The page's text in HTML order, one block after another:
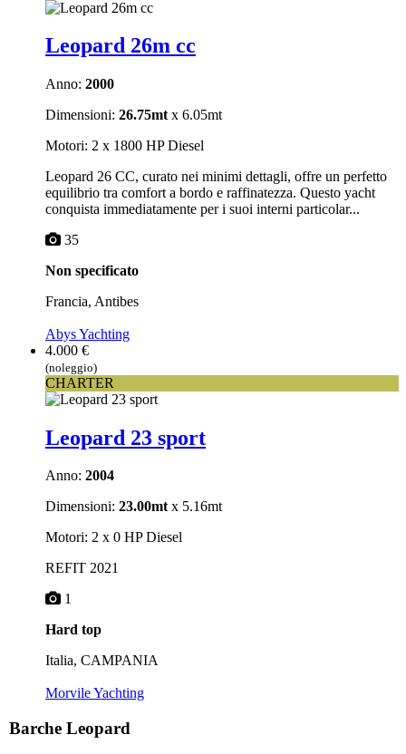
Leopard 26m cc
Anno: 2000
Dimensioni: 26.75mt x 6.05mt
Motori: 2 x 1800 HP Diesel
Leopard 26 CC, curato nei minimi dettagli, offre un perfetto
equilibrio tra comfort a bordo e raffinatezza. Questo yacht
conquista immediatamente per i suoi interni particolar...
35
Non specificato
Francia, Antibes
Abys Yachting
4.000 €
(noleggio)
CHARTER
Leopard 23 sport
Anno: 2004
Dimensioni: 23.00mtx 5.16mt
Motori: 2 x 0 HP Diesel
REFIT 2021
1
Hard top
Italia, CAMPANIA
Morvile Yachting
Barche Leopard